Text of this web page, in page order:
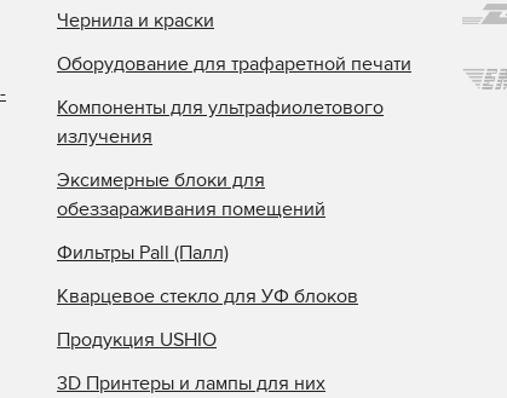
Чернила и краски
Оборудование для трафаретной печати
Компоненты для ультрафиолетового
излучения
Эксимерные блоки для
обеззараживания помещений
Фильтры Pall (Палл)
Кварцевое стекло для УФ блоков
Продукция USHIO
3D Принтеры и лампы для них